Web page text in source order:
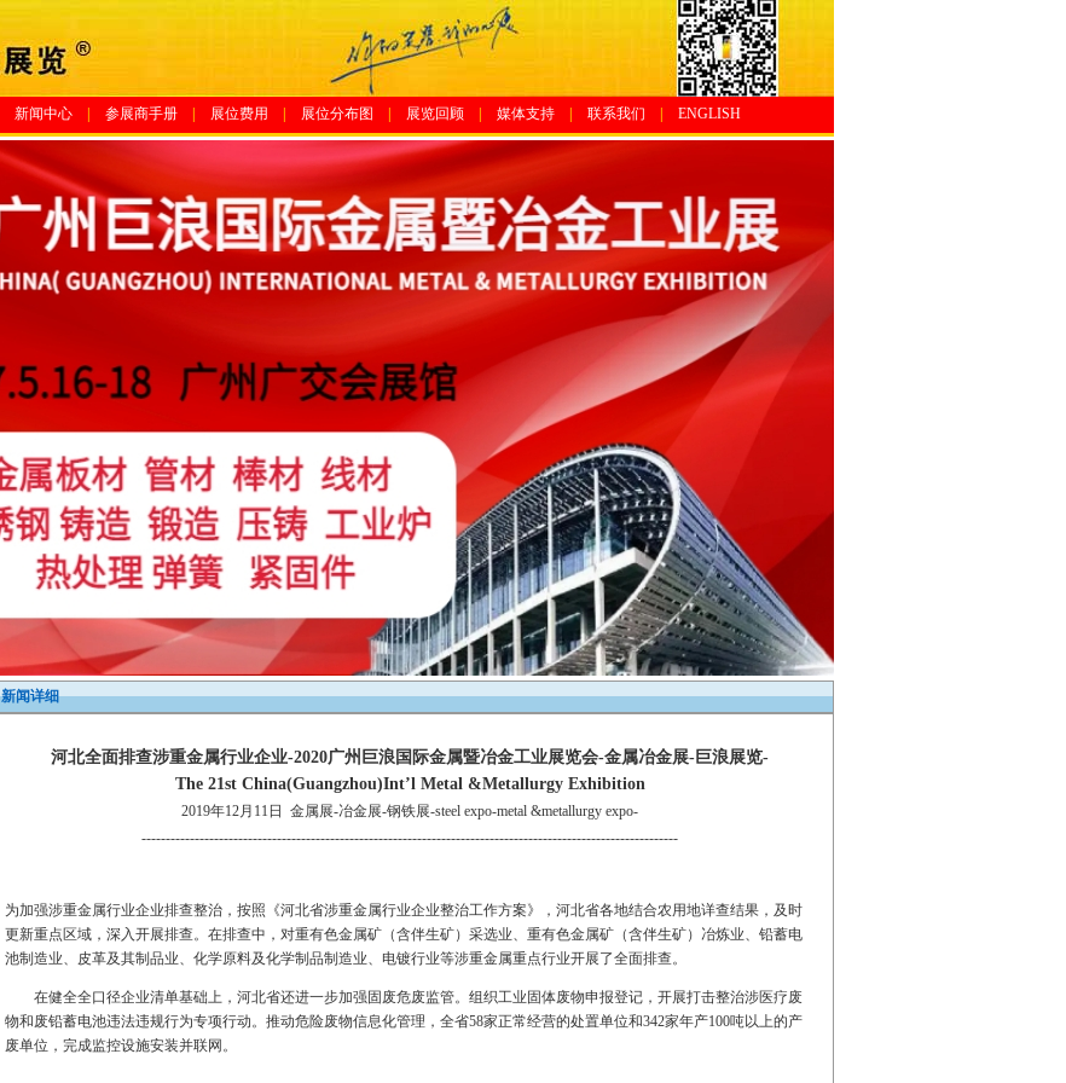
新闻中心 参展商手册| 展位费用 展位分布图 展览回顾 媒体支持| 联系我们 ENGLISH
新闻详细
河北全面排查涉重金属行业企业-2020广州巨浪国际金属暨冶金工业展览会-金属冶金展-巨浪展览-
The 21st China(Guangzhou)Int’l Metal &Metallurgy Exhibition
2019年12月11日
金属展-冶金展-钢铁展-steel expo-metal &metallurgy expo-
---------------------------------------------------------------------------------------------------------------
为加强涉重金属行业企业排查整治，按照《河北省涉重金属行业企业整治工作方案》，河北省各地结合农用地详查结果，及时
更新重点区域，深入开展排查。在排查中，对重有色金属矿（含伴生矿）采选业、重有色金属矿（含伴生矿）冶炼业、铅蓄电
池制造业、皮革及其制品业、化学原料及化学制品制造业、电镀行业等涉重金属重点行业开展了全面排查。
在健全全口径企业清单基础上，河北省还进一步加强固废危废监管。组织工业固体废物申报登记，开展打击整治涉医疗废
物和废铅蓄电池违法违规行为专项行动。推动危险废物信息化管理，全省58家正常经营的处置单位和342家年产100吨以上的产
废单位，完成监控设施安装并联网。